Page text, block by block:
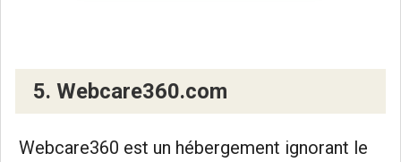
5. Webcare360.com
Webcare360 est un hébergement ignorant le